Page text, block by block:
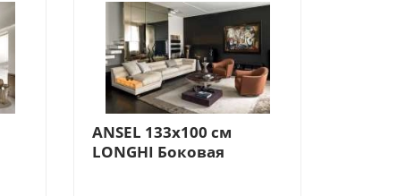
ANSEL 133х100 см
LONGHI Боковая